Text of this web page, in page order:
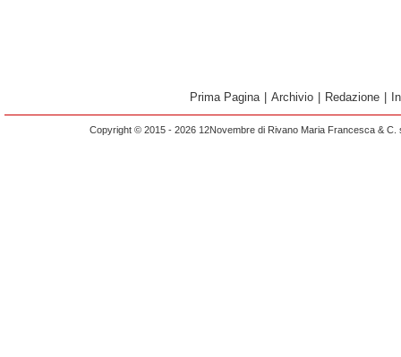
Prima Pagina Archivio Redazione
Copyright © 2015 - 2026 12Novembre di Rivano Maria Francesca &